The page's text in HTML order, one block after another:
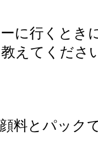
に行くとき
えてくださ
料とパック